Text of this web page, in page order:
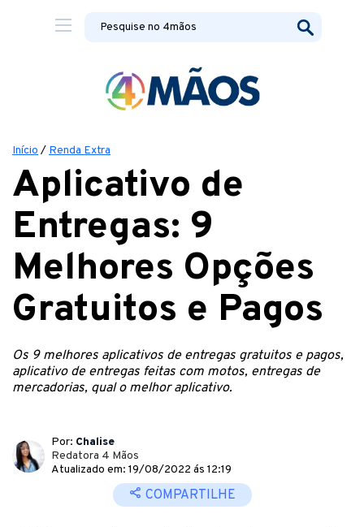
Início / Renda Extra
Aplicativo de
Entregas: 9
Melhores Opções
Gratuitos e Pagos
Os 9 melhores aplicativos de entregas gratuitos e pagos,
aplicativo de entregas feitas com motos, entregas de
mercadorias, qual o melhor aplicativo.
Por: Chalise
Redatora 4 Mãos
Atualizado em: 19/08/2022 ás 12:19
COMPARTILHE